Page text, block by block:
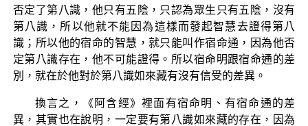
否定了第八識，他只有五陰，只認為眾生只有五陰，沒有
第八識，所以他就不能因為這樣而發起智慧去證得第八
識；所以他的宿命的智慧，就只能叫作宿命通，因為他否
定第八識存在，他不可能證得。所以宿命明跟宿命通的差
別，就在於他對於第八識如來藏有沒有信受的差異。
換言之，《阿含經》裡面有宿命明、有宿命通的差
異，其實也在說明，一定要有第八識如來藏的存在，因為